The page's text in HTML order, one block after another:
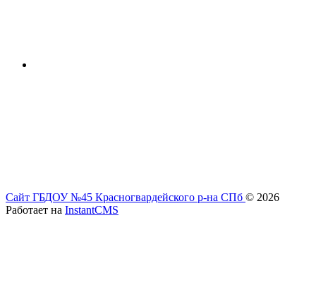
Сайт ГБДОУ №45 Красногвардейского р-на СПб © 2026
Работает на InstantCMS